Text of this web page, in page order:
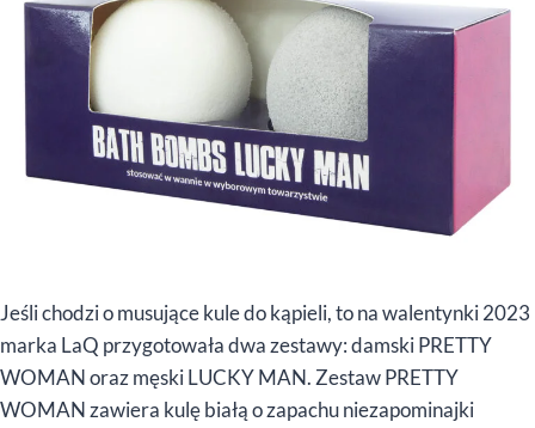
Jeśli chodzi o musujące kule do kąpieli, to na walentynki 2023
marka LaQ przygotowała dwa zestawy: damski PRETTY
WOMAN oraz męski LUCKY MAN. Zestaw PRETTY
WOMAN zawiera kulę białą o zapachu niezapominajki